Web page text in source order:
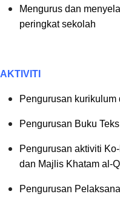
Mengurus dan
peringkat sekolah
AKTIVITI
Pengurusan
Pengurusan Buku
Pengurusan aktiviti
dan Majlis Khatam al-
Pengurusan